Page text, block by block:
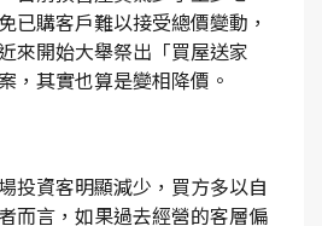
已購客戶難以接受總價變動，
來開始大舉祭出「買屋送家
，其實也算是變相降價。
投資客明顯減少，買方多以自
而言，如果過去經營的客層偏